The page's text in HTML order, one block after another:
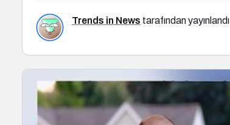
Trends in News tarafından yayınlandı